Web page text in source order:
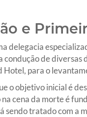
e
delegacia
de
Hotel, para o
o objetivo inicial é
cena da morte é
sendo tratado com